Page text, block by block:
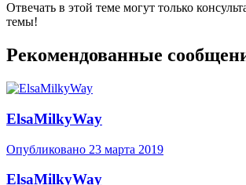
Отвечать в этой теме могут только
темы!
Рекомендованные
ElsaMilkyWay
Опубликовано 23 марта 2019
ElsaMilkyWay